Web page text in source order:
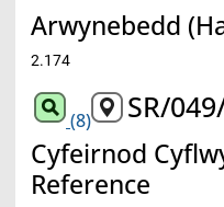
Arwynebedd
2.174
(8) SR/
Cyfeirnod
Reference